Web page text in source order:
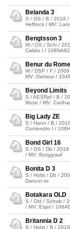
Belanda 3
S / OS / B / 2018
Heffinck / MV:
Bengtsson 3
W / OS / Schi /
Calido I / 108NA82
Benur du
W / DSP / F /
MV: Damour /
Beyond Limits
S / AESRpf / B /
Muze / MV:
Big Lady ZE
S / Hann / B /
Contendro I /
Bond Girl 16
S / OS / Db / 2018
/ MV: Burggraaf
Bonita D 3
S / Holst / Db /
Dancer xx
Botakara OLD
S / Old / Schwb /
/ MV: Espri /
Britannia D 2
S / Holst / B /